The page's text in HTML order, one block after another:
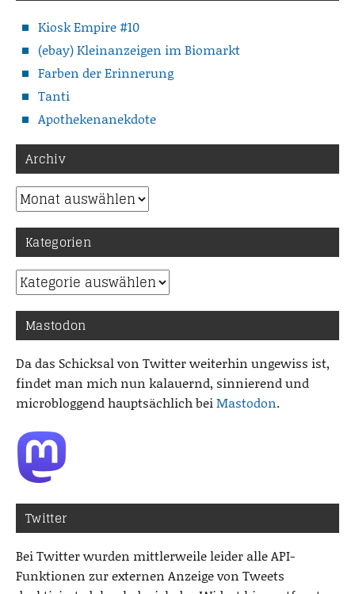
Kiosk Empire #10
(ebay) Kleinanzeigen im Biomarkt
Farben der Erinnerung
Tanti
Apothekenanekdote
Archiv
Archiv
Kategorien
Kategorien
Mastodon
Da das Schicksal von Twitter weiterhin ungewiss ist,
findet man mich nun kalauernd, sinnierend und
microbloggend hauptsächlich beiMastodon.
Twitter
Bei Twitter wurden mittlerweile leider alle API-
Funktionen zur externen Anzeige von Tweets